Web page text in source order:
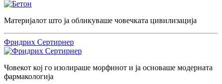
Материјалот што ја обликуваше човечката цивилизација
Фридрих Сертирнер
Човекот кој го изолираше морфинот и ја основаше модерната
фармакологија